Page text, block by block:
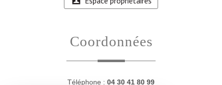
Coordonnées
Téléphone : 04 30 41 80 99